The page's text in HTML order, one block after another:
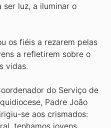
luz, a iluminar o
os fiéis a rezarem pelas
a refletirem sobre o
vidas.
do Serviço de
Padre João
se aos crismados:
tenhamos jovens,